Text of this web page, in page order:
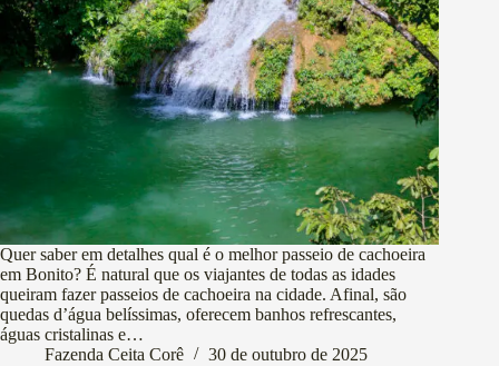
Quer saber em detalhes qual é o melhor passeio de cachoeira
em Bonito? É natural que os viajantes de todas as idades
queiram fazer passeios de cachoeira na cidade. Afinal, são
quedas d’água belíssimas, oferecem banhos refrescantes,
águas cristalinas e…
Fazenda Ceita Corê
30 de outubro de 2025